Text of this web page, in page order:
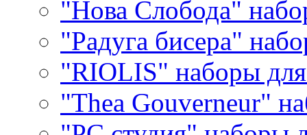
"Нова Слобода"
"Радуга бисера"
"RIOLIS" наборы
"Thea Gouverneur"